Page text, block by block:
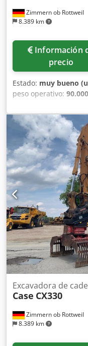
Zimmern ob Rottweil
8.389 km
Información de
precio
Estado: muy bueno
peso operativo:
Equipamiento:aire
390FL ME Año de
funcionamiento:
de protección
de marcha atrás
Longitud del brazo:
ancho 2,20 m Tren de
Zapatas de 650 mm
CE / EPA Peso
Zimmern ob Rottweil
8.389 km
Excavadora de
Case CX330